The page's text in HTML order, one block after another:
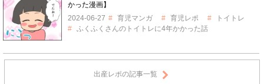
かった漫画】
2024-06-27
育児マンガ 育児レポ
トイトレ
ふくふくさんのトイトレに4年かかった話
出産レポの記事一覧